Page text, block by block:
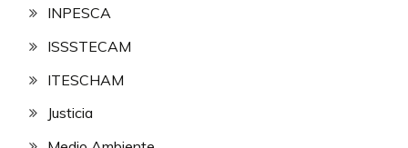
INPESCA
ISSSTECAM
ITESCHAM
Justicia